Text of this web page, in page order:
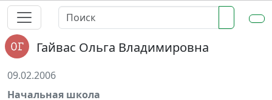
Гайвас Ольга Владимировна
09.02.2006
Начальная школа